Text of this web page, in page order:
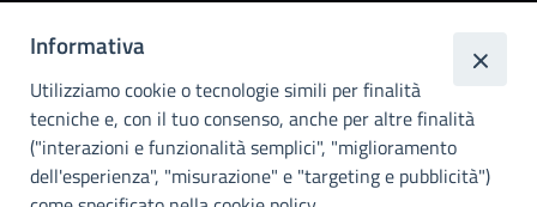
metropolitana di
Palermo
Info e contatti
Città Metropoliitana di Palermo
Via Maqueda, 100 - 90134 - Palermo
Informativa
Utilizziamo cookie o tecnologie simili per finalità
tecniche e, con il tuo consenso, anche per altre finalità
("interazioni e funzionalità semplici", "miglioramento
dell'esperienza", "misurazione" e "targeting e pubblicità")